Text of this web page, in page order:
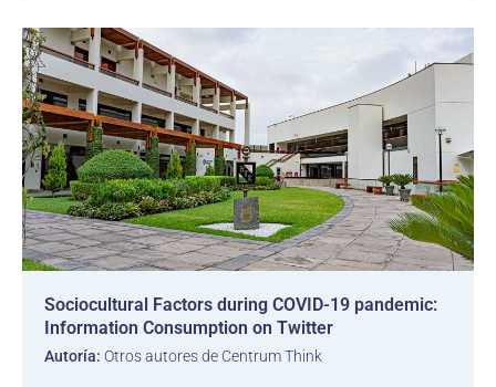
Sociocultural Factors during COVID-19 pandemic:
Information Consumption on Twitter
Autoría: Otros autores de Centrum Think